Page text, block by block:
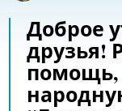
Доброе
друзья!
помощь,